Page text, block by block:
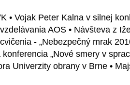
• Vojak Peter Kalna v silnej
AOS • Návšteva z
- „Nebezpečný mrak
„Nové smery v
Univerzity obrany v Brne •